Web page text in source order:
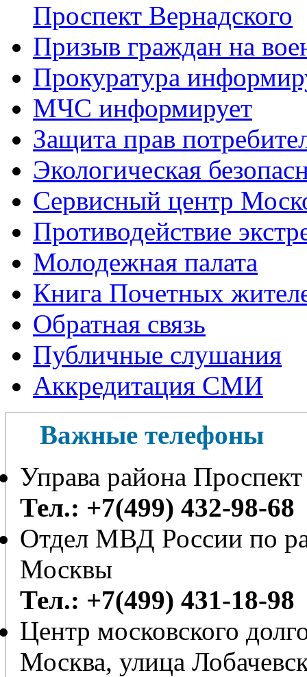
Проспект Вернадского
Призыв граждан на
Прокуратура
МЧС информирует
Защита прав
Экологическая
Сервисный центр
Противодействие
Молодежная палата
Книга Почетных
Обратная связь
Публичные слушания
Аккредитация СМИ
Важные телефоны
Управа района
Тел.: +7(499) 432-98-68
Отдел МВД России по
Москвы
Тел.: +7(499) 431-18-98
Центр московского
Москва, улица